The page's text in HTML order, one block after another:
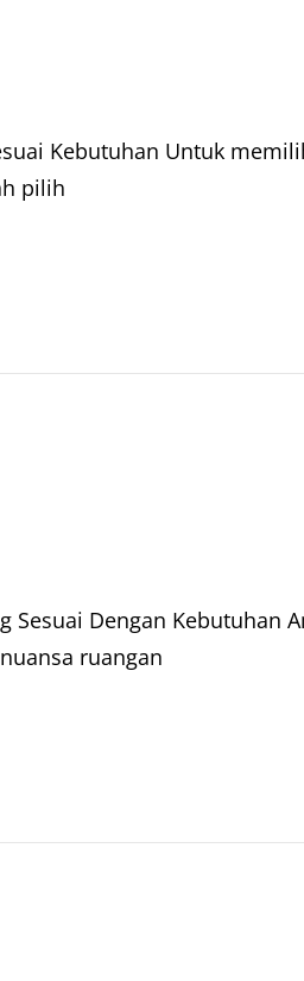
Kebutuhan Untuk
pilih
Sesuai Dengan Kebutuhan
ruangan